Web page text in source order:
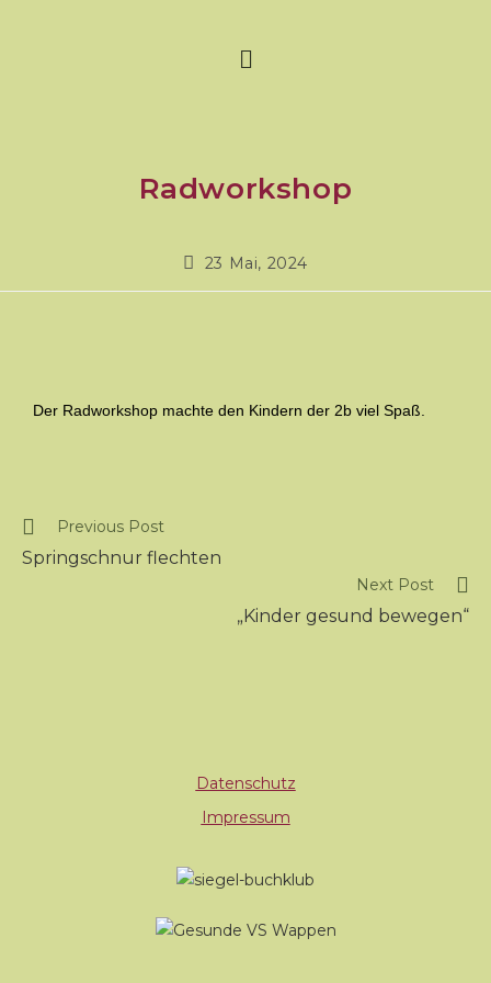
Radworkshop
23 Mai, 2024
Der Radworkshop machte den Kindern der 2b viel Spaß.
Previous Post
Springschnur flechten
Next Post
„Kinder gesund bewegen“
Datenschutz
Impressum